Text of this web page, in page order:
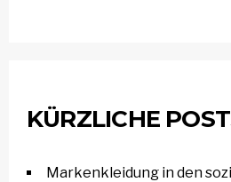
KÜRZLICHE
Markenkleidung in den